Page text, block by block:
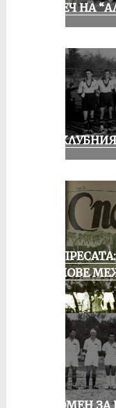
И ПЕЧ НА
ИЗ
ОТ
МАЧОВЕ